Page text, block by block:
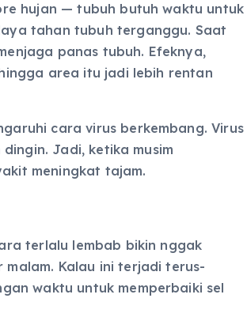
hujan — tubuh butuh waktu untuk
tahan tubuh terganggu. Saat
panas tubuh. Efeknya,
area itu jadi lebih rentan
cara virus berkembang. Virus
Jadi, ketika musim
meningkat tajam.
terlalu lembab bikin nggak
Kalau ini terjadi terus-
waktu untuk memperbaiki sel